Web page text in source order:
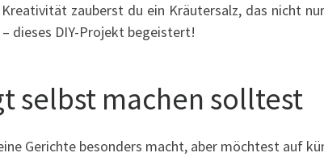
zauberst du ein Kräutersalz, das nicht
dieses DIY-Projekt begeistert!
selbst machen solltest
Gerichte besonders macht, aber möchtest auf